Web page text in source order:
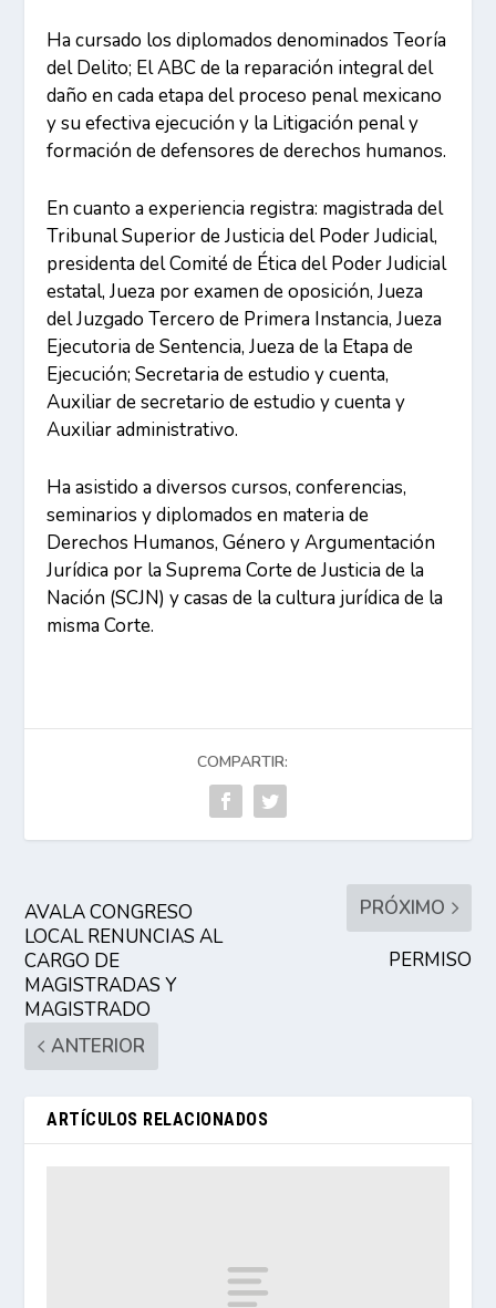
Ha cursado los diplomados denominados Teoría
del Delito; El ABC de la reparación integral del
daño en cada etapa del proceso penal mexicano
y su efectiva ejecución y la Litigación penal y
formación de defensores de derechos humanos.
En cuanto a experiencia registra: magistrada del
Tribunal Superior de Justicia del Poder Judicial,
presidenta del Comité de Ética del Poder Judicial
estatal, Jueza por examen de oposición, Jueza
del Juzgado Tercero de Primera Instancia, Jueza
Ejecutoria de Sentencia, Jueza de la Etapa de
Ejecución; Secretaria de estudio y cuenta,
Auxiliar de secretario de estudio y cuenta y
Auxiliar administrativo.
Ha asistido a diversos cursos, conferencias,
seminarios y diplomados en materia de
Derechos Humanos, Género y Argumentación
Jurídica por la Suprema Corte de Justicia de la
Nación (SCJN) y casas de la cultura jurídica de la
misma Corte.
COMPARTIR:
AVALA CONGRESO
LOCAL RENUNCIAS AL
CARGO DE
MAGISTRADAS Y
MAGISTRADO
ANTERIOR
PRÓXIMO
PERMISO
ARTÍCULOS RELACIONADOS